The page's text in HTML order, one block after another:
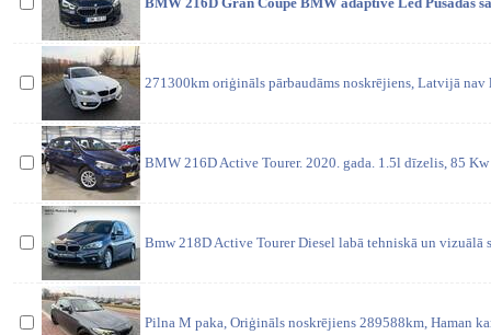
271300km oriģināls pārbaudāms noskrējiens, Latvijā nav
BMW 216D Active Tourer. 2020. gada. 1.5l dīzelis, 85
Bmw 218D Active Tourer Diesel labā tehniskā un
Pilna M paka, Oriģināls noskrējiens 289588km, Haman